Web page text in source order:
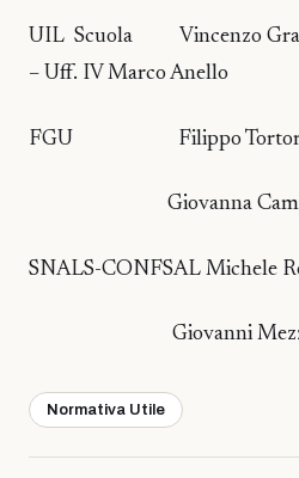
UIL Scuola Vincenzo
– Uff. IV Marco Anello
FGU Filippo
Giovanna
SNALS-CONFSAL Michele
Giovanni
Normativa Utile